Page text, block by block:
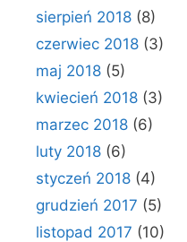
sierpień 2018 (8)
czerwiec 2018 (3)
maj 2018 (5)
kwiecień 2018 (3)
marzec 2018 (6)
luty 2018 (6)
styczeń 2018 (4)
grudzień 2017 (5)
listopad 2017 (10)